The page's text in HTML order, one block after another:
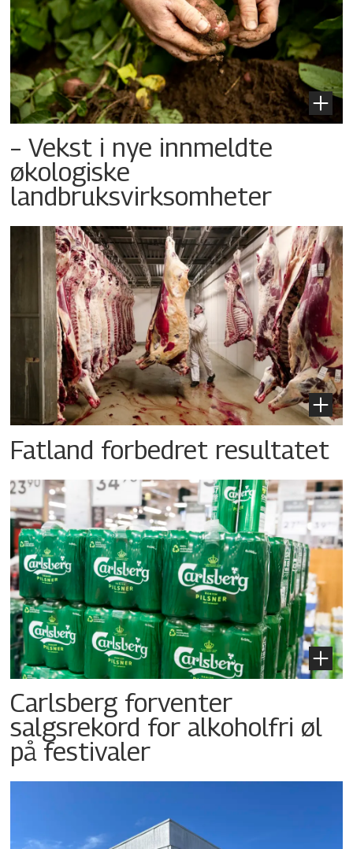
– Vekst i nye innmeldte
økologiske
landbruksvirksomheter
Fatland forbedret resultatet
Carlsberg forventer
salgsrekord for alkoholfri øl
på festivaler